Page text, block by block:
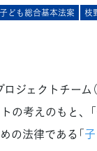
子ども総合基本法案 枝
ジェクトチーム
の考えのもと、
の法律である「